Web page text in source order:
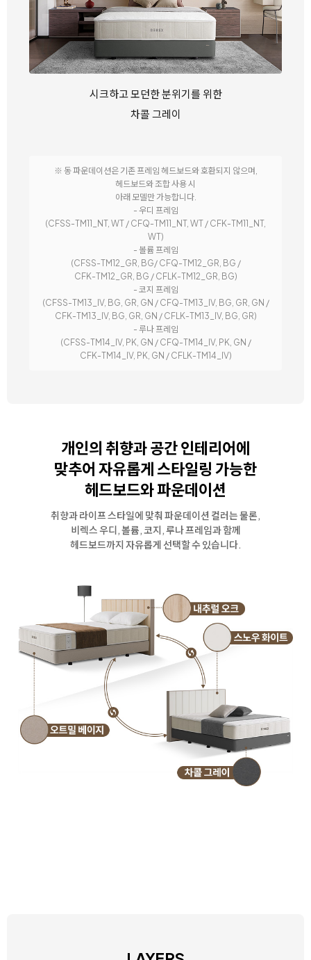
시크하고 모던한 분위기를 위한
차콜 그레이
※ 동 파운데이션은 기존 프레임 헤드보드와 호환되지 않으며,
헤드보드와 조합 사용 시
아래 모델만 가능합니다.
- 우디 프레임
(CFSS-TM11_NT, WT / CFQ-TM11_NT, WT / CFK-TM11_NT,
WT)
- 볼륨 프레임
(CFSS-TM12_GR, BG/ CFQ-TM12_GR, BG /
CFK-TM12_GR, BG / CFLK-TM12_GR, BG)
- 코지 프레임
(CFSS-TM13_IV, BG, GR, GN / CFQ-TM13_IV, BG, GR, GN /
CFK-TM13_IV, BG, GR, GN / CFLK-TM13_IV, BG, GR)
- 루나 프레임
(CFSS-TM14_IV, PK, GN / CFQ-TM14_IV, PK, GN /
CFK-TM14_IV, PK, GN / CFLK-TM14_IV)
개인의 취향과 공간 인테리어에
맞추어 자유롭게 스타일링 가능한
헤드보드와 파운데이션
취향과 라이프 스타일에 맞춰 파운데이션 컬러는 물론,
비렉스 우디, 볼륨, 코지, 루나 프레임과 함께
헤드보드까지 자유롭게 선택할 수 있습니다.